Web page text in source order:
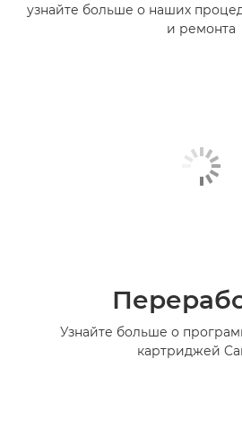
узнайте больше о наших
и ремонта
Узнайте больше о
картриджей